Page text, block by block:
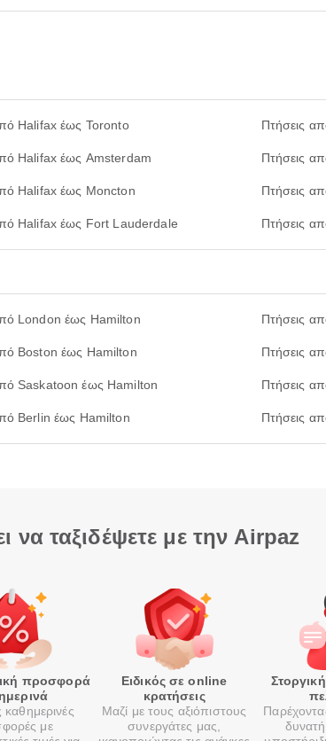
Halifax έως Toronto Πτήσεις
Halifax έως Amsterdam Πτήσεις
Halifax έως Moncton Πτήσεις
Halifax έως Fort Lauderdale Πτήσεις
London έως Hamilton Πτήσεις
Boston έως Hamilton Πτήσεις
Saskatoon έως Hamilton Πτήσεις
Berlin έως Hamilton Πτήσεις
να ταξιδέψετε με την Airpaz
προσφορά
καθημερινές
με
Ειδικός σε online
κρατήσεις
Μαζί με τους αξιόπιστους
συνεργάτες μας,